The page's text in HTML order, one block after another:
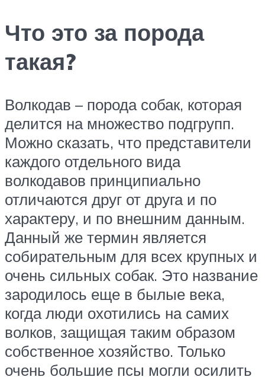
Что это за порода
такая?
Волкодав – порода собак, которая
делится на множество подгрупп.
Можно сказать, что представители
каждого отдельного вида
волкодавов принципиально
отличаются друг от друга и по
характеру, и по внешним данным.
Данный же термин является
собирательным для всех крупных и
очень сильных собак. Это название
зародилось еще в былые века,
когда люди охотились на самих
волков, защищая таким образом
собственное хозяйство. Только
очень большие псы могли осилить